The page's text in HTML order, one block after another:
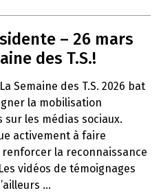
– 26 mars
des T.S.!
Semaine des T.S. 2026 bat
la mobilisation
les médias sociaux.
activement à faire
la reconnaissance
vidéos de témoignages
...